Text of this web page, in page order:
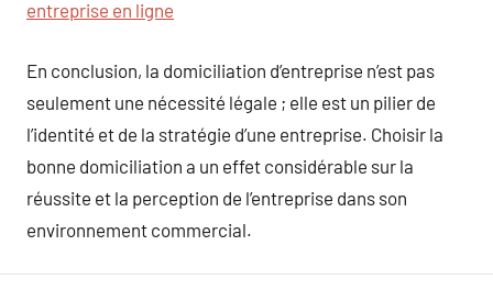
entreprise en ligne
En conclusion, la domiciliation d’entreprise n’est pas
seulement une nécessité légale ; elle est un pilier de
l’identité et de la stratégie d’une entreprise. Choisir la
bonne domiciliation a un effet considérable sur la
réussite et la perception de l’entreprise dans son
environnement commercial.